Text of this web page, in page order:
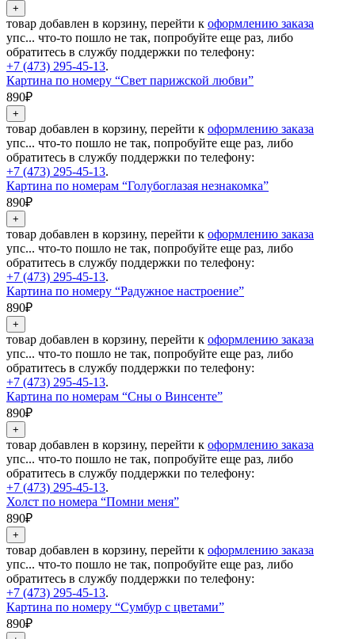
товар добавлен в корзину, перейти к оформлению заказа
упс... что-то пошло не так, попробуйте еще раз, либо
обратитесь в службу поддержки по телефону:
+7 (473) 295-45-13.
Картина по номеру “Свет парижской любви”
890₽
товар добавлен в корзину, перейти к оформлению заказа
упс... что-то пошло не так, попробуйте еще раз, либо
обратитесь в службу поддержки по телефону:
+7 (473) 295-45-13.
Картина по номерам “Голубоглазая незнакомка”
890₽
товар добавлен в корзину, перейти к оформлению заказа
упс... что-то пошло не так, попробуйте еще раз, либо
обратитесь в службу поддержки по телефону:
+7 (473) 295-45-13.
Картина по номеру “Радужное настроение”
890₽
товар добавлен в корзину, перейти к оформлению заказа
упс... что-то пошло не так, попробуйте еще раз, либо
обратитесь в службу поддержки по телефону:
+7 (473) 295-45-13.
Картина по номерам “Сны о Винсенте”
890₽
товар добавлен в корзину, перейти к оформлению заказа
упс... что-то пошло не так, попробуйте еще раз, либо
обратитесь в службу поддержки по телефону:
+7 (473) 295-45-13.
Холст по номера “Помни меня”
890₽
товар добавлен в корзину, перейти к оформлению заказа
упс... что-то пошло не так, попробуйте еще раз, либо
обратитесь в службу поддержки по телефону:
+7 (473) 295-45-13.
Картина по номеру “Сумбур с цветами”
890₽